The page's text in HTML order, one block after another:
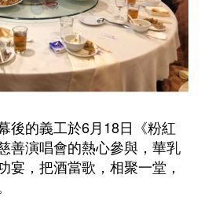
後的義工於6月18日《粉紅
善演唱會的熱心參與，華乳
宴，把酒當歌，相聚一堂，